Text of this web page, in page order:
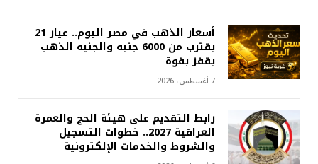
أسعار الذهب في مصر اليوم.. عيار 21
يقترب من 6000 جنيه والجنيه الذهب
يقفز بقوة
7 أغسطس، 2026
رابط التقديم على هيئة الحج والعمرة
العراقية 2027.. خطوات التسجيل
والشروط والخدمات الإلكترونية